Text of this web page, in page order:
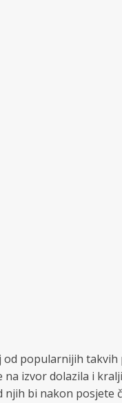
od popularnijih takvih
izvor dolazila i
bi nakon posjete